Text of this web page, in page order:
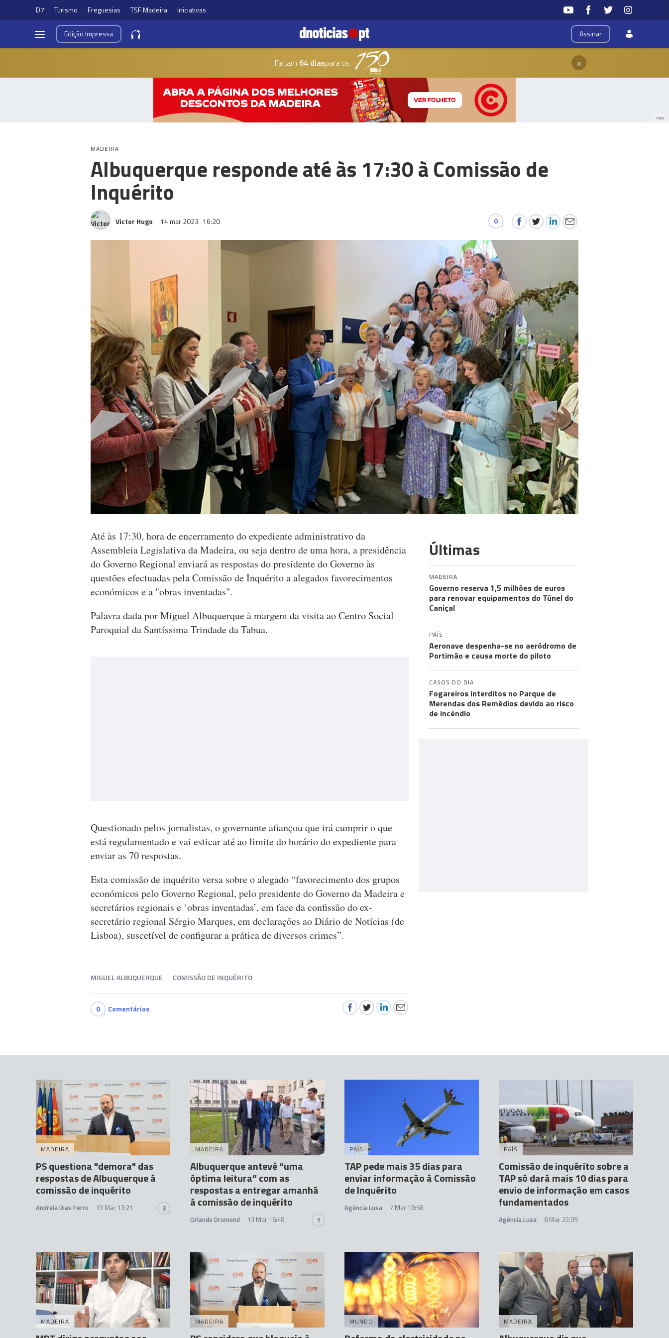
D7 Turismo Freguesias TSF Madeira Iniciativas
Assinar
EdiçãoImpressa
Faltam 64 diaspara os ×
PUB
MADEIRA
Albuquerque responde até às 17:30 à Comissão de
Inquérito
Victor Hugo 14 mar 2023 16:20 0
Até às 17:30, hora de encerramento do expediente administrativo da
Assembleia Legislativa da Madeira, ou seja dentro de uma hora, a presidência
do Governo Regional enviará as respostas do presidente do Governo às
questões efectuadas pela Comissão de Inquérito a alegados favorecimentos
económicos e a "obras inventadas".
Palavra dada por Miguel Albuquerque à margem da visita ao Centro Social
Paroquial da Santíssima Trindade da Tabua.
Questionado pelos jornalistas, o governante afiançou que irá cumprir o que
está regulamentado e vai esticar até ao limite do horário do expediente para
enviar as 70 respostas.
Esta comissão de inquérito versa sobre o alegado “favorecimento dos grupos
económicos pelo Governo Regional, pelo presidente do Governo da Madeira e
secretários regionais e ‘obras inventadas’, em face da confissão do ex-
secretário regional Sérgio Marques, em declarações ao Diário de Notícias (de
Lisboa), suscetível de configurar a prática de diversos crimes”.
MIGUEL ALBUQUERQUE COMISSÃO DE INQUÉRITO
0 Comentários
Últimas
MADEIRA
Governo reserva 1,5 milhões de euros
para renovar equipamentos do Túnel do
Caniçal
PAÍS
Aeronave despenha-se no aeródromo de
Portimão e causa morte do piloto
CASOS DO DIA
Fogareiros interditos no Parque de
Merendas dos Remédios devido ao risco
de incêndio
MADEIRA
PS questiona "demora" das
respostas de Albuquerque à
comissão de inquérito
Andreia Dias Ferro 13 Mar 13:21 3
MADEIRA
Albuquerque antevê “uma
óptima leitura” com as
respostas a entregar amanhã
à comissão de inquérito
Orlando Drumond 13 Mar 16:48 1
PAÍS
TAP pede mais 35 dias para
enviar informação à Comissão
de Inquérito
Agência Lusa 7 Mar 18:58
PAÍS
Comissão de inquérito sobre a
TAP só dará mais 10 dias para
envio de informação em casos
fundamentados
Agência Lusa 8 Mar 22:09
MADEIRA MADEIRA MUNDO MADEIRA